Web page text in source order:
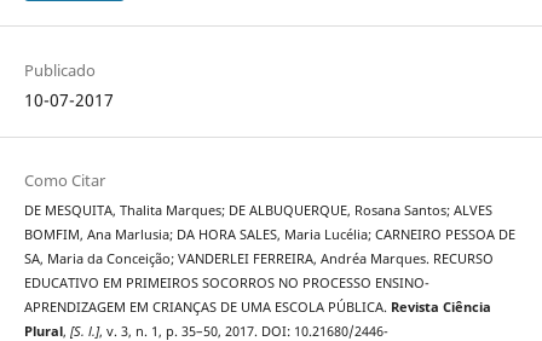
Publicado
10-07-2017
Como Citar
DE MESQUITA, Thalita Marques; DE ALBUQUERQUE, Rosana Santos; ALVES
BOMFIM, Ana Marlusia; DA HORA SALES, Maria Lucélia; CARNEIRO PESSOA DE
SA, Maria da Conceição; VANDERLEI FERREIRA, Andréa Marques. RECURSO
EDUCATIVO EM PRIMEIROS SOCORROS NO PROCESSO ENSINO-
APRENDIZAGEM EM CRIANÇAS DE UMA ESCOLA PÚBLICA. Revista Ciência
Plural, [S. l.], v. 3, n. 1, p. 35–50, 2017. DOI: 10.21680/2446-